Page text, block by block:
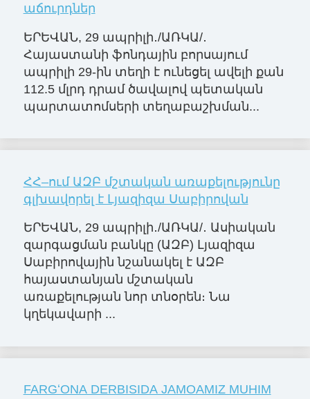
աճուրդներ
ԵՐԵՎԱՆ, 29 ապրիլի․/ԱՌԿԱ/․
Հայաստանի ֆոնդային բորսայում
ապրիլի 29-ին տեղի է ունեցել ավելի քան
112.5 մլրդ դրամ ծավալով պետական
պարտատոմսերի տեղաբաշխման...
ՀՀ–ում ԱԶԲ մշտական առաքելությունը
գլխավորել է Լյազիզա Սաբիրովան
ԵՐԵՎԱՆ, 29 ապրիլի․/ԱՌԿԱ/․ Ասիական
զարգացման բանկը (ԱԶԲ) Լյազիզա
Սաբիրովային նշանակել է ԱԶԲ
հայաստանյան մշտական
առաքելության նոր տնօրեն։ Նա
կղեկավարի ...
FARGʻONA DERBISIDA JAMOAMIZ MUHIM